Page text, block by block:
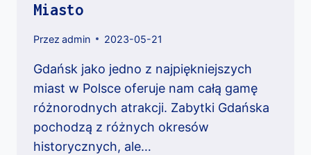
Miasto
Przez admin 2023-05-21
Gdańsk jako jedno z najpiękniejszych
miast w Polsce oferuje nam całą gamę
różnorodnych atrakcji. Zabytki Gdańska
pochodzą z różnych okresów
historycznych, ale…